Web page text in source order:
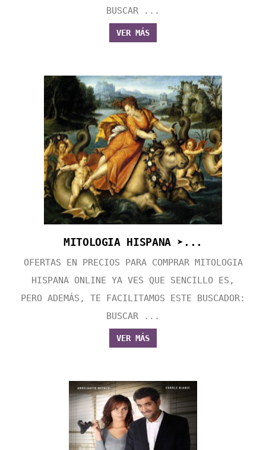
BUSCAR ...
VER MÁS
MITOLOGIA HISPANA ➤...
OFERTAS EN PRECIOS PARA COMPRAR MITOLOGIA
HISPANA ONLINE YA VES QUE SENCILLO ES,
PERO ADEMÁS, TE FACILITAMOS ESTE BUSCADOR:
BUSCAR ...
VER MÁS